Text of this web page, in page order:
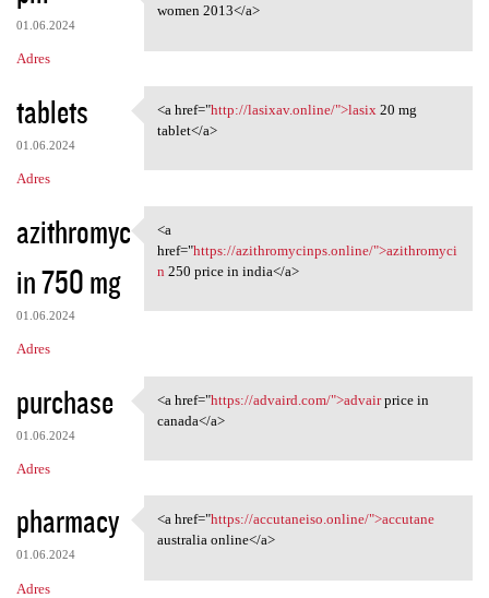
01.06.2024
Adres
<a href="https://sildenafilps
women 2013</a>
tablets
01.06.2024
Adres
<a href="http://lasixav
<a href="http://lasixav.online/">lasix 20 mg
tablet</a>
azithromyc
in 750 mg
01.06.2024
Adres
<a href="https:/
<a
href="https://azithromycinps.online/">azithromyci
n 250 price in india</a>
purchase
01.06.2024
Adres
<a href="https://advaird.com/
<a href="https://advaird.com/">advairprice in
canada</a>
pharmacy
01.06.2024
Adres
<a href="https://accutaneiso
<a href="https://accutaneiso.online/">accutane
australia online</a>